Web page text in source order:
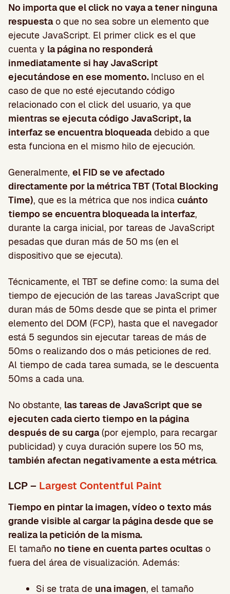
No importa que el click no vaya a tener ninguna
respuestao que no sea sobre un elemento que
ejecute JavaScript. El primer click es el que
cuenta y la página no responderá
inmediatamente si hay JavaScript
ejecutándose en ese momento. Incluso en el
caso de que no esté ejecutando código
relacionado con el click del usuario, ya que
mientras se ejecuta código JavaScript, la
interfaz se encuentra bloqueadadebido a que
esta funciona en el mismo hilo de ejecución.
Generalmente, el FID se ve afectado
directamente por la métrica TBT (Total Blocking
Time), que es la métrica que nos indica cuánto
tiempo se encuentra bloqueada la interfaz,
durante la carga inicial, por tareas de JavaScript
pesadas que duran más de 50 ms (en el
dispositivo que se ejecuta).
Técnicamente, el TBT se define como: la suma del
tiempo de ejecución de las tareas JavaScript que
duran más de 50ms desde que se pinta el primer
elemento del DOM (FCP), hasta que el navegador
está 5 segundos sin ejecutar tareas de más de
50ms o realizando dos o más peticiones de red.
Al tiempo de cada tarea sumada, se le descuenta
50ms a cada una.
No obstante, lastareas de JavaScript que se
ejecuten cada cierto tiempo en la página
después de su carga(por ejemplo, para recargar
publicidad) y cuya duración supere los 50 ms,
también afectan negativamente a esta métrica.
LCP – Largest Contentful Paint
Tiempo en pintar la imagen, vídeo o texto más
grande visible al cargar la página desde que se
realiza la petición de la misma.
El tamaño no tiene en cuenta partes ocultas o
fuera del área de visualización. Además:
Si se trata de una imagen, el tamaño